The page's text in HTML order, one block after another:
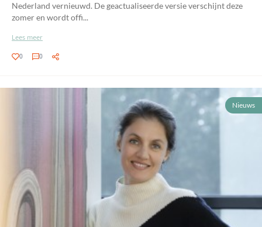
Nederland vernieuwd. De geactualiseerde versie verschijnt deze
zomer en wordt offi...
Lees meer
0 0
Nieuws